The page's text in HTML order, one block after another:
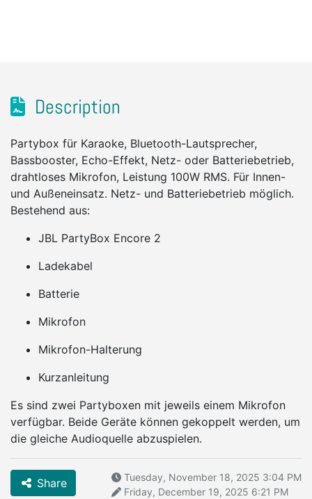
Description
Partybox für Karaoke, Bluetooth-Lautsprecher,
Bassbooster, Echo-Effekt, Netz- oder Batteriebetrieb,
drahtloses Mikrofon, Leistung 100W RMS. Für Innen-
und Außeneinsatz. Netz- und Batteriebetrieb möglich.
Bestehend aus:
JBL PartyBox Encore 2
Ladekabel
Batterie
Mikrofon
Mikrofon-Halterung
Kurzanleitung
Es sind zwei Partyboxen mit jeweils einem Mikrofon
verfügbar. Beide Geräte können gekoppelt werden, um
die gleiche Audioquelle abzuspielen.
Share
Tuesday, November 18, 2025 3:04 PM
Friday, December 19, 2025 6:21 PM